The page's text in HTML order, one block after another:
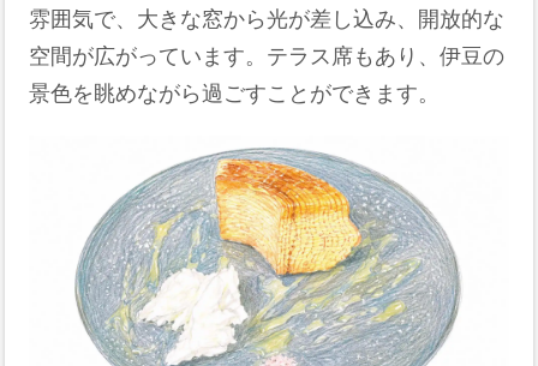
雰囲気で、大きな窓から光が差し込み、開放的な
空間が広がっています。テラス席もあり、伊豆の
景色を眺めながら過ごすことができます。